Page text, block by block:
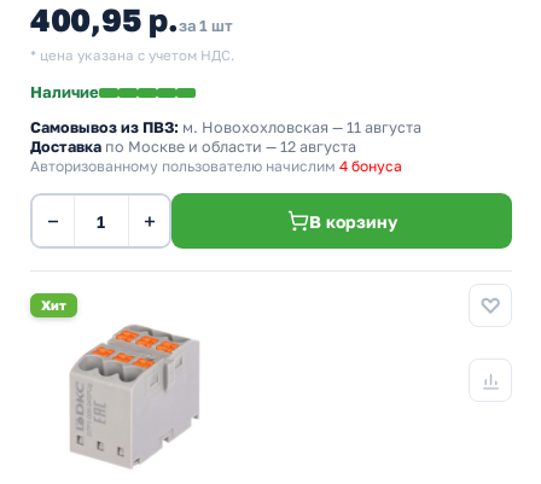
400,95 р.за 1 шт
* цена указана с учетом НДС.
Наличие
Самовывоз из ПВЗ: м. Новохохловская — 11 августа
Доставка по Москве и области — 12 августа
Авторизованному пользователю начислим 4 бонуса
− + В корзину
Хит